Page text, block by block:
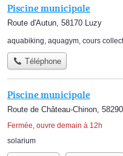
Piscine municipale
Route d'Autun, 58170 Luzy
aquabiking aquagym cours
Téléphone
Piscine municipale
Route de Château-Chinon,
Fermée, ouvre demain à 12h
solarium